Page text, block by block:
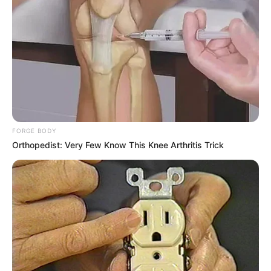
Panjat Gunung dan Panjat Tebing Indonesia (FPGTI). Kemudian
FPGTI berubah nama menjadi FPTI (Federasi Panjat Tebing
Indonesia).
Teknik dasar panjat tebing
(foto: javafiberglass)
FORGE BODY
Orthopedist: Very Few Know This Knee Arthritis Trick